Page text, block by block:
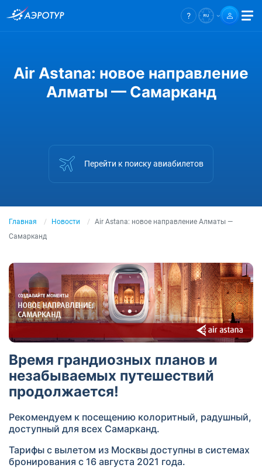
Air Astana: новое направление
Алматы — Самарканд
Перейти к поиску авиабилетов
Главная Новости
Air Astana: новое направление Алматы —
Самарканд
Время грандиозных планов и
незабываемых путешествий
продолжается!
Рекомендуем к посещению колоритный, радушный,
доступный для всех Самарканд.
Тарифы с вылетом из Москвы доступны в системах
бронирования с 16 августа 2021 года.